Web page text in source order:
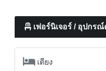
Digital Door Lock